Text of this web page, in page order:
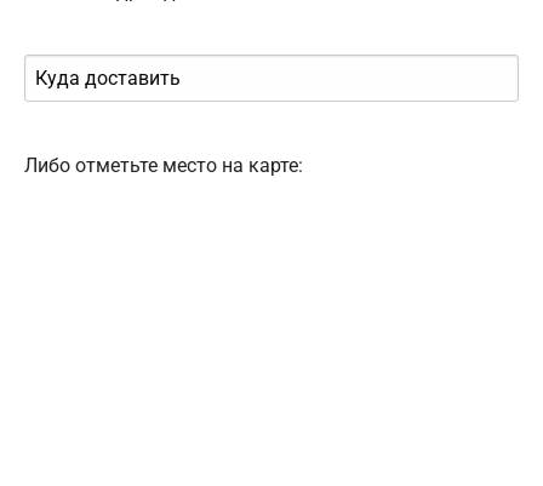
Либо отметьте место на карте: